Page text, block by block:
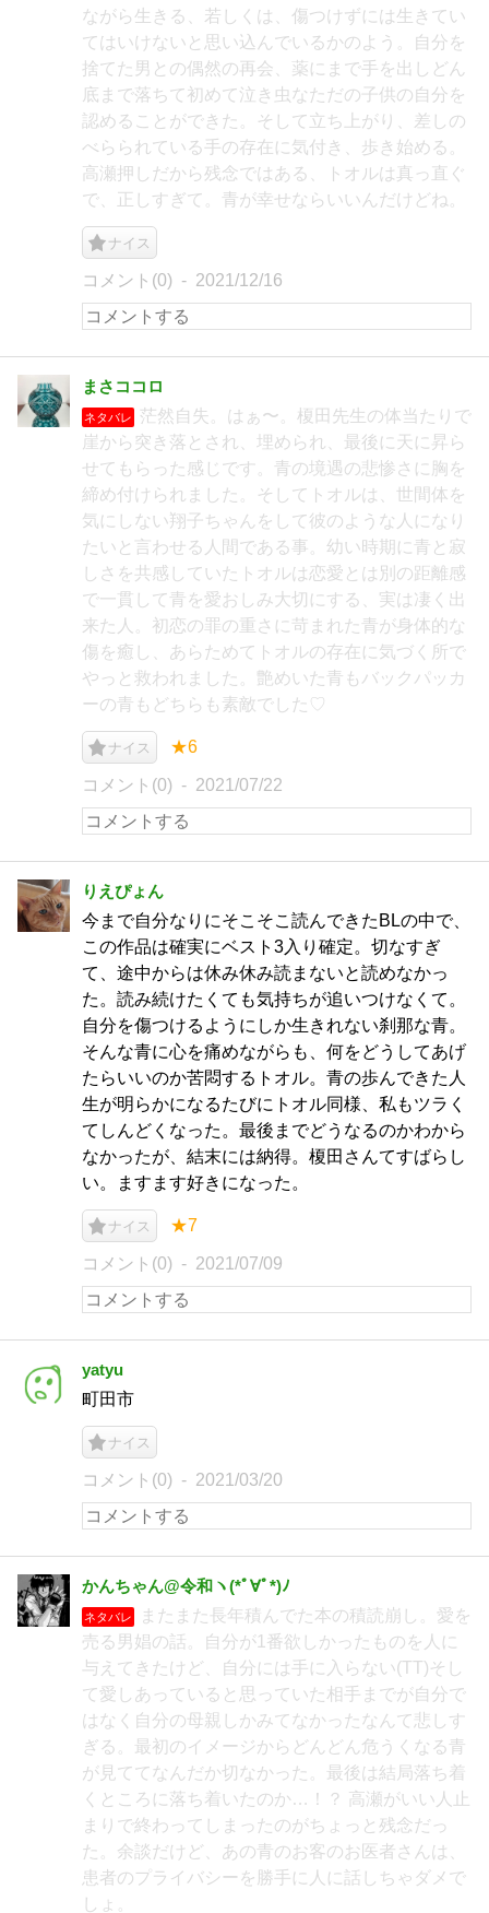
ながら生きる、若しくは、傷つけずには生きてい
てはいけないと思い込んでいるかのよう。自分を
捨てた男との偶然の再会、薬にまで手を出しどん
底まで落ちて初めて泣き虫なただの子供の自分を
認めることができた。そして立ち上がり、差しの
べらられている手の存在に気付き、歩き始める。
高瀬押しだから残念ではある、トオルは真っ直ぐ
で、正しすぎて。青が幸せならいいんだけどね。
ナイス
コメント(0) 2021/12/16
まさココロ
ネタバレ
茫然自失。はぁ〜。榎田先生の体当たりで
崖から突き落とされ、埋められ、最後に天に昇ら
せてもらった感じです。青の境遇の悲惨さに胸を
締め付けられました。そしてトオルは、世間体を
気にしない翔子ちゃんをして彼のような人になり
たいと言わせる人間である事。幼い時期に青と寂
しさを共感していたトオルは恋愛とは別の距離感
で一貫して青を愛おしみ大切にする、実は凄く出
来た人。初恋の罪の重さに苛まれた青が身体的な
傷を癒し、あらためてトオルの存在に気づく所で
やっと救われました。艶めいた青もバックパッカ
ーの青もどちらも素敵でした♡
ナイス ★6
コメント(0) 2021/07/22
りえぴょん
今まで自分なりにそこそこ読んできたBLの中で、
この作品は確実にベスト3入り確定。切なすぎ
て、途中からは休み休み読まないと読めなかっ
た。読み続けたくても気持ちが追いつけなくて。
自分を傷つけるようにしか生きれない刹那な青。
そんな青に心を痛めながらも、何をどうしてあげ
たらいいのか苦悶するトオル。青の歩んできた人
生が明らかになるたびにトオル同様、私もツラく
てしんどくなった。最後までどうなるのかわから
なかったが、結末には納得。榎田さんてすばらし
い。ますます好きになった。
ナイス ★7
コメント(0) 2021/07/09
yatyu
町田市
ナイス
コメント(0) 2021/03/20
かんちゃん@令和ヽ(*ﾟ∀ﾟ*)ﾉ
ネタバレ
またまた長年積んでた本の積読崩し。愛を
売る男娼の話。自分が1番欲しかったものを人に
与えてきたけど、自分には手に入らない(TT)そし
て愛しあっていると思っていた相手までが自分で
はなく自分の母親しかみてなかったなんて悲しす
ぎる。最初のイメージからどんどん危うくなる青
が見ててなんだか切なかった。最後は結局落ち着
くところに落ち着いたのか…！？ 高瀬がいい人止
まりで終わってしまったのがちょっと残念だっ
た。余談だけど、あの青のお客のお医者さんは、
患者のプライバシーを勝手に人に話しちゃダメで
しょ。